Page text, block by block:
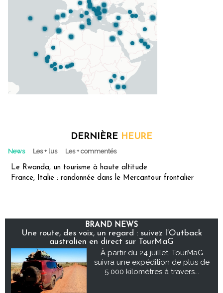
DERNIÈRE HEURE
News Les + lus Les + commentés
Le Rwanda, un tourisme à haute altitude
France, Italie : randonnée dans le Mercantour frontalier
BRAND NEWS
Une route, des voix, un regard : suivez l’Outback
australien en direct sur TourMaG
À partir du 24 juillet, TourMaG
suivra une expédition de plus de
5 000 kilomètres à travers...